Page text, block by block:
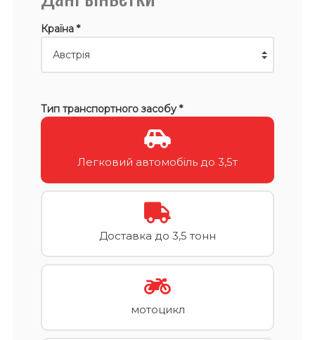
Країна *
Тип транспортного засобу *
Легковий автомобіль до 3,5т
Доставка до 3,5 тонн
мотоцикл